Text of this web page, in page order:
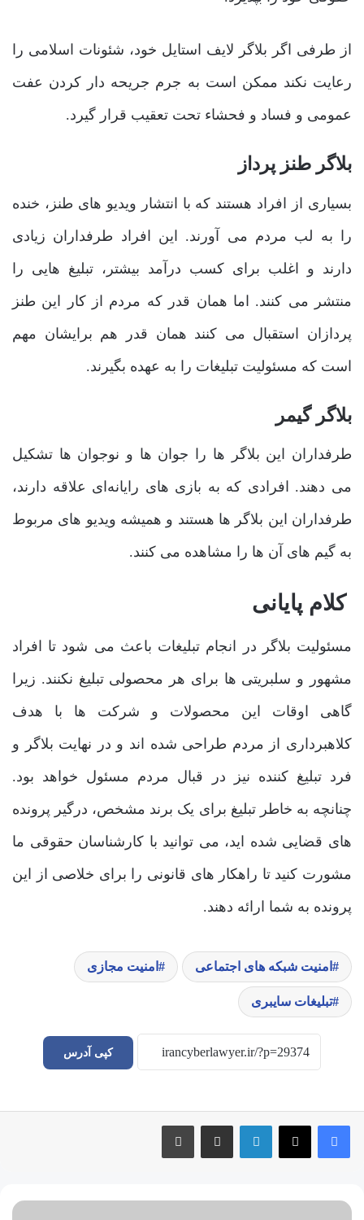
از طرفی اگر بلاگر لایف استایل خود، شئونات اسلامی را
رعایت نکند ممکن است به جرم جریحه دار کردن عفت
عمومی و فساد و فحشاء تحت تعقیب قرار گیرد.
بلاگر طنز پرداز
بسیاری از افراد هستند که با انتشار ویدیو های طنز، خنده
را به لب مردم می ‌آورند. این افراد طرفداران زیادی
دارند و اغلب برای کسب درآمد بیشتر، تبلیغ‌ هایی را
منتشر می‌ کنند. اما همان قدر که مردم از کار این طنز
پردازان استقبال می ‌کنند همان قدر هم برایشان مهم
است که مسئولیت تبلیغات را به عهده بگیرند.
بلاگر گیمر
طرفداران این بلاگر ها را جوان‌ ها و نوجوان‌ ها تشکیل
می‌ دهند. افرادی که به بازی ‌های رایانه‌ای علاقه دارند،
طرفداران این بلاگر ها هستند و همیشه ویدیو های مربوط
به گیم ‌های آن ها را مشاهده می ‌کنند.
کلام پایانی
مسئولیت بلاگر در انجام تبلیغات باعث می‌ شود تا افراد
مشهور و سلبریتی ‌ها برای هر محصولی تبلیغ نکنند. زیرا
گاهی اوقات این محصولات و شرکت‌ ها با هدف
کلاهبرداری از مردم طراحی شده ‌اند و در نهایت بلاگر و
فرد تبلیغ کننده نیز در قبال مردم مسئول خواهد بود.
چنانچه به خاطر تبلیغ برای یک برند مشخص، درگیر پرونده
‌های قضایی شده ‌اید، می ‌توانید با کارشناسان حقوقی ما
مشورت کنید تا راهکار های قانونی را برای خلاصی از این
پرونده به شما ارائه دهند.
امنیت شبکه های اجتماعی امنیت مجازی
تبلیغات سایبری
کپی آدرس